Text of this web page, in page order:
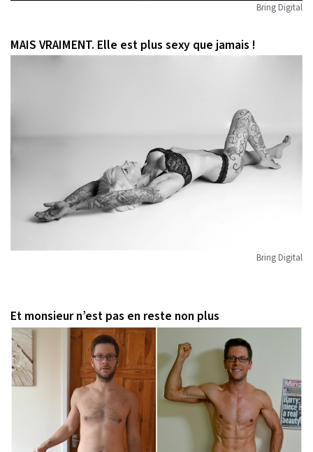
Bring Digital
MAIS VRAIMENT. Elle est plus sexy que jamais !
Bring Digital
Et monsieur n’est pas en reste non plus